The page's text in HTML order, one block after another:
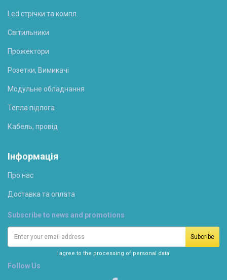
Led стрічки та компл.
Світильники
Прожектори
Розетки, Вимикачі
Модульне обладнання
Тепла підлога
Кабель, провід
Інформація
Про нас
Доставка та оплата
Subscribe to news and promotions
I agree to the processing of personal data!
Follow Us